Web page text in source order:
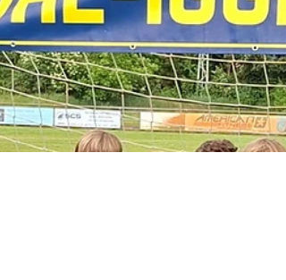
Junioren noch ein echtes Highlight auf dem
Die Jungs konnten sich im Rahmen des DFB-
Fußballabzeichens messen und ihr Können unter
Beweis stellen. Mit viel Einsatz, Spielfreude und
Teamgeist erkämpften sich viele Spieler eine Bronze-
oder Silbermedaille – eine tolle Leistung, auf die alle
stolz sein können! Doch damit nicht genug: Als
krönender Abschluss der Saison ging es heute für die